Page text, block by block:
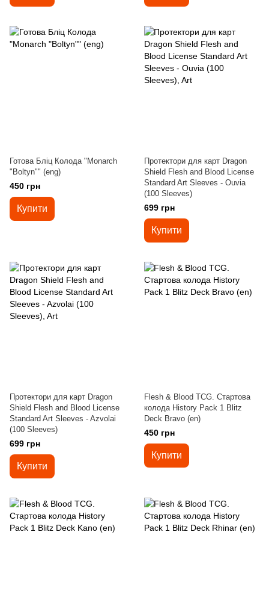
Готова Бліц Колода "Monarch
"Boltyn"" (eng)
450 грн
Купити
Протектори для карт Dragon
Shield Flesh and Blood License
Standard Art Sleeves - Ouvia
(100 Sleeves)
699 грн
Купити
Протектори для карт Dragon
Shield Flesh and Blood License
Standard Art Sleeves - Azvolai
(100 Sleeves)
699 грн
Купити
Flesh & Blood TCG. Стартова
колода History Pack 1 Blitz
Deck Bravo (en)
450 грн
Купити